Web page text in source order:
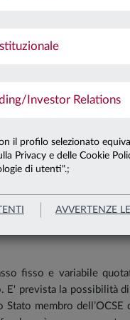
Investor Relations
il profilo selezionato
Privacy e delle Cookie
di utenti".;
AVVERTENZE
portafoglio composto
fisso e variabile
E' prevista la possibilità
membro dell’OCSE